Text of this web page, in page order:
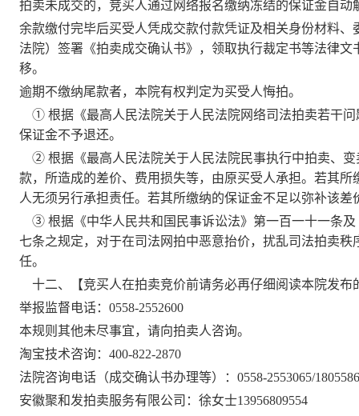
拍卖未成交的，竞买人通过网络报名缴纳冻结的保证金自动
余款缴付完毕后买受人凭成交款付款凭证及相关身份材料
法院）签署《拍卖成交确认书》，领取执行裁定书等法律文
移。
逾期不缴纳尾款者，本院有权判定为买受人悔拍。
① 根据《最高人民法院关于人民法院网络司法拍卖若干
保证金不予退还。
② 根据《最高人民法院关于人民法院民事执行中拍卖、
款，所造成的差价、费用损失等，由原买受人承担。若其
人无须另行承担责任。若其所缴纳的保证金不足以弥补该
③ 根据《中华人民共和国民事诉讼法》第一百一十一条
七条之规定，对于在司法网拍中恶意抬价，扰乱司法拍卖
任。
十二、【竞买人在拍卖竞价前请务必再仔细阅读本院发布
举报监督电话： 0558-2552600
本规则其他未尽事宜，请向拍卖人咨询。
淘宝技术咨询： 400-822-2870
法院咨询电话 （成交确认书办理等） ： 0558-2553065/
安徽聚和发拍卖服务有限公司：徐女士13956809554